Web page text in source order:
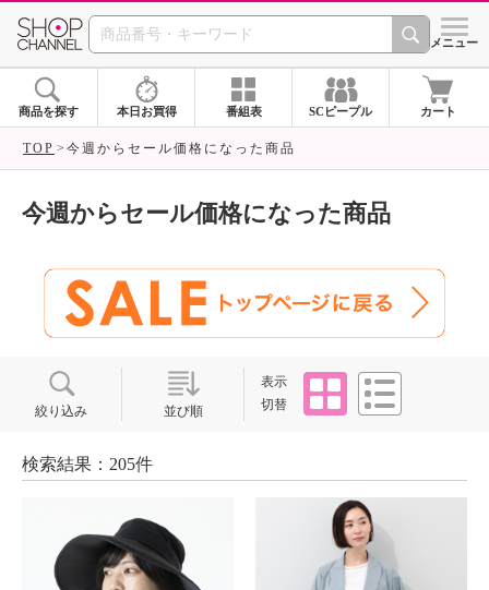
SHOP CHANNEL ショッ
メニュー
商品を探す 本日お買得 番組表 SCピープル カート
TOP 今週からセール価格になった商品
今週からセール価格になった商品
絞り込み 並び順
表示
切替
タイル
検索結果：205件